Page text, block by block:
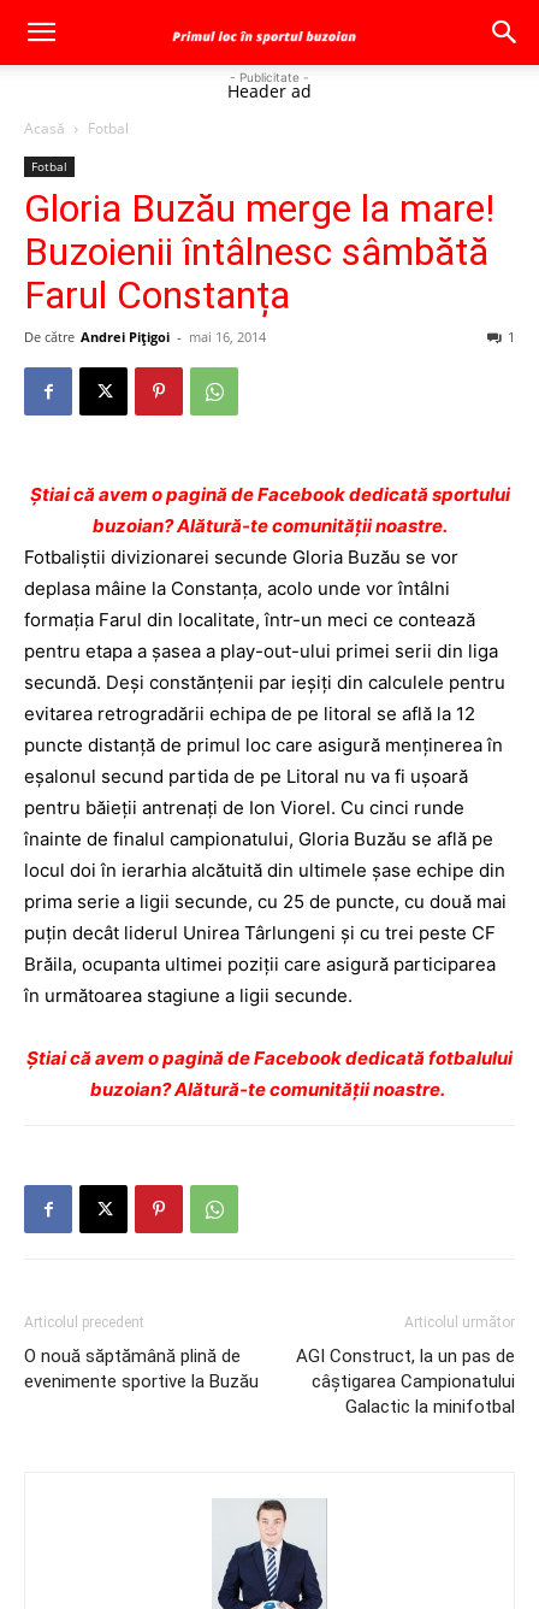
- Publicitate -
Header ad
Acasă Fotbal
Fotbal
Gloria Buzău merge la mare!
Buzoienii întâlnesc sâmbătă
Farul Constanța
De către Andrei Pițigoi - mai 16, 2014 1
Ştiai că avem o pagină de Facebook dedicată sportului
buzoian? Alătură-te comunității noastre.
Fotbaliștii divizionarei secunde Gloria Buzău se vor
deplasa mâine la Constanța, acolo unde vor întâlni
formația Farul din localitate, într-un meci ce contează
pentru etapa a șasea a play-out-ului primei serii din liga
secundă. Deși constănțenii par ieșiți din calculele pentru
evitarea retrogradării echipa de pe litoral se află la 12
puncte distanță de primul loc care asigură menținerea în
eșalonul secund partida de pe Litoral nu va fi ușoară
pentru băieții antrenați de Ion Viorel. Cu cinci runde
înainte de finalul campionatului, Gloria Buzău se află pe
locul doi în ierarhia alcătuită din ultimele șase echipe din
prima serie a ligii secunde, cu 25 de puncte, cu două mai
puțin decât liderul Unirea Târlungeni și cu trei peste CF
Brăila, ocupanta ultimei poziții care asigură parti­ciparea
în următoarea stagiune a ligii secunde.
Ştiai că avem o pagină de Facebook dedicată fotbalului
buzoian? Alătură-te comunității noastre.
Articolul precedent
O nouă săptămână plină de
evenimente sportive la Buzău
Articolul următor
AGI Construct, la un pas de
câștigarea Campionatului
Galactic la minifotbal